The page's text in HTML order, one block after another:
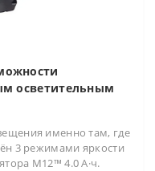
осветительным
именно там, где
3 режимами яркости
M12™ 4.0 А·ч.